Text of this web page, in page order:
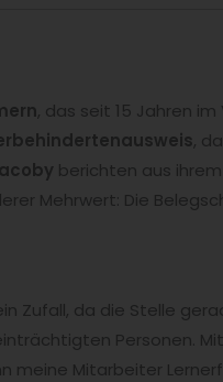
, das seit 15 Jahren im
,
berichten aus
Mehrwert: Die
Zufall, da die Stelle
Personen.
meine Mitarbeiter